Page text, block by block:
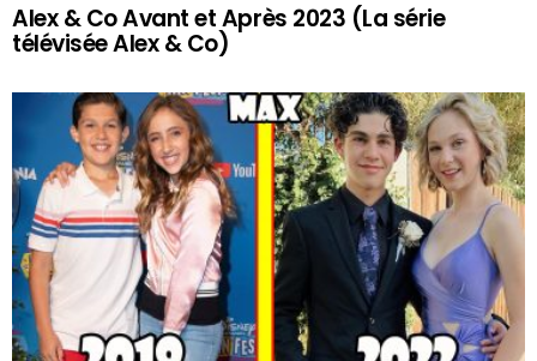
Alex & Co Avant et Après 2023 (La série
télévisée Alex & Co)